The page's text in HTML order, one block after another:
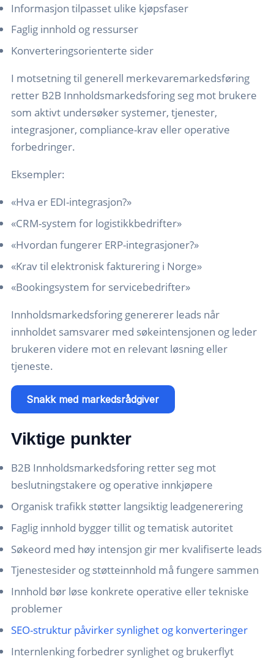
Informasjon tilpasset ulike kjøpsfaser
Faglig innhold og ressurser
Konverteringsorienterte sider
I motsetning til generell merkevaremarkedsføring
retter B2B Innholdsmarkedsforing seg mot brukere
som aktivt undersøker systemer, tjenester,
integrasjoner, compliance-krav eller operative
forbedringer.
Eksempler:
«Hva er EDI-integrasjon?»
«CRM-system for logistikkbedrifter»
«Hvordan fungerer ERP-integrasjoner?»
«Krav til elektronisk fakturering i Norge»
«Bookingsystem for servicebedrifter»
Innholdsmarkedsforing genererer leads når
innholdet samsvarer med søkeintensjonen og leder
brukeren videre mot en relevant løsning eller
tjeneste.
Snakk med markedsrådgiver
Viktige punkter
B2B Innholdsmarkedsforing retter seg mot
beslutningstakere og operative innkjøpere
Organisk trafikk støtter langsiktig leadgenerering
Faglig innhold bygger tillit og tematisk autoritet
Søkeord med høy intensjon gir mer kvalifiserte leads
Tjenestesider og støtteinnhold må fungere sammen
Innhold bør løse konkrete operative eller tekniske
problemer
SEO-struktur påvirker synlighet og konverteringer
Internlenking forbedrer synlighet og brukerflyt